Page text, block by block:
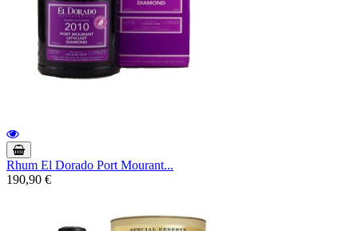
Rhum El Dorado Port Mourant...
190,90 €